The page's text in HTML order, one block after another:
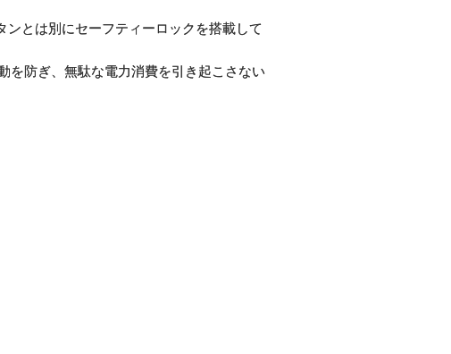
ンとは別にセーフティーロックを搭載して
を防ぎ、無駄な電力消費を引き起こさない